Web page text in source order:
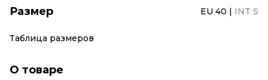
Размер EU 40 | INT S
Таблица размеров
О товаре